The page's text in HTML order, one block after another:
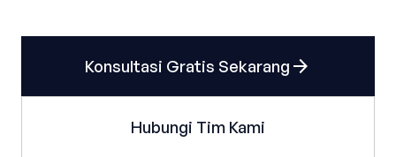
Konsultasi Gratis Sekarang arrow_forward
Hubungi Tim Kami